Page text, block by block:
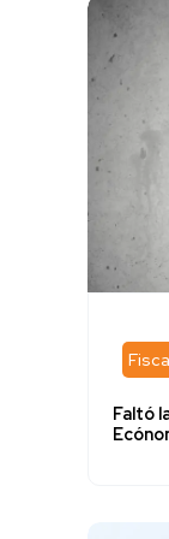
Faltó